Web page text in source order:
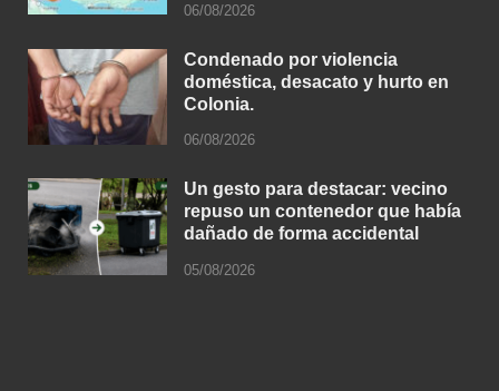
06/08/2026
Condenado por violencia
doméstica, desacato y hurto en
Colonia.
06/08/2026
Un gesto para destacar: vecino
repuso un contenedor que había
dañado de forma accidental
05/08/2026